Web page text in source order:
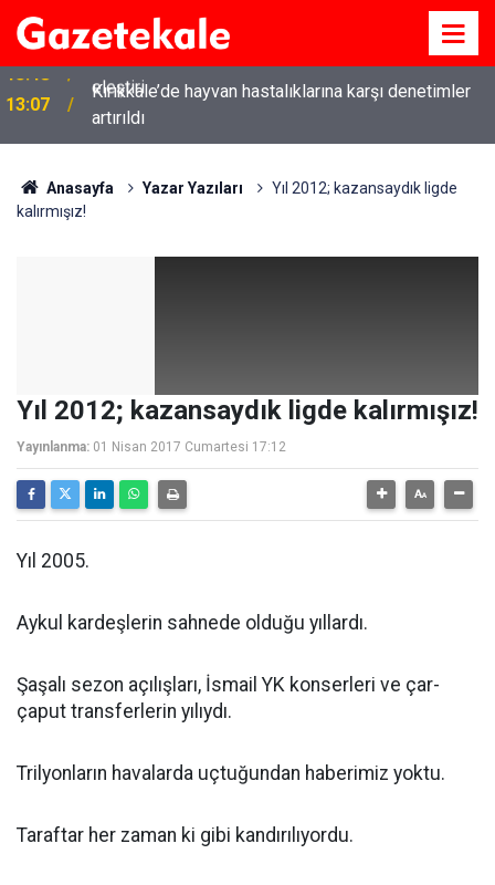
13:07
Kırıkkale’de hayvan hastalıklarına karşı denetimler
artırıldı
Anasayfa Yazar Yazıları
Yıl 2012; kazansaydık ligde
kalırmışız!
Yıl 2012; kazansaydık ligde kalırmışız!
Yayınlanma: 01 Nisan 2017 Cumartesi 17:12
Yıl 2005.
Aykul kardeşlerin sahnede olduğu yıllardı.
Şaşalı sezon açılışları, İsmail YK konserleri ve çar-
çaput transferlerin yılıydı.
Trilyonların havalarda uçtuğundan haberimiz yoktu.
Taraftar her zaman ki gibi kandırılıyordu.